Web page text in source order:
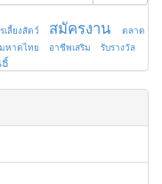
เลี้ยงสัตว์ สมัครงาน
ตลาด
หาดไทย อาชีพเสริม รับรางวัล